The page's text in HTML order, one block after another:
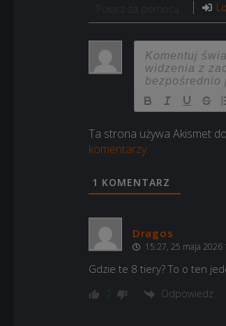
Ta strona używa Akismet
komentarzy.
1 KOMENTARZ
Dragos
15:27, 25 maja 2026
Gdzie te 8 tiery? To o ten
2 Odpowiedz